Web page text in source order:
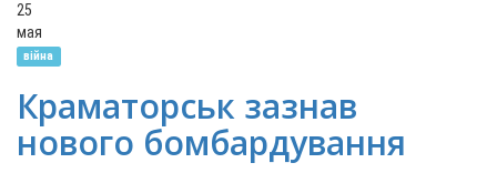
25
мая
війна
Краматорськ зазнав
нового бомбардування